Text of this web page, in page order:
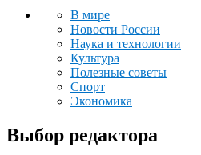
В мире
Новости России
Наука и технологии
Культура
Полезные советы
Спорт
Экономика
Выбор редактора